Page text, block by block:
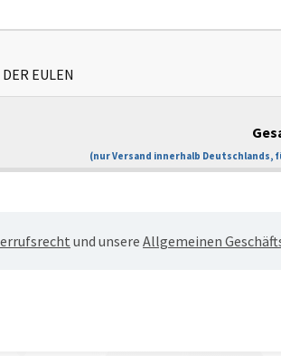
EULEN
(nur Versand innerhalb Deutschlands,
und unsere Allgemeinen